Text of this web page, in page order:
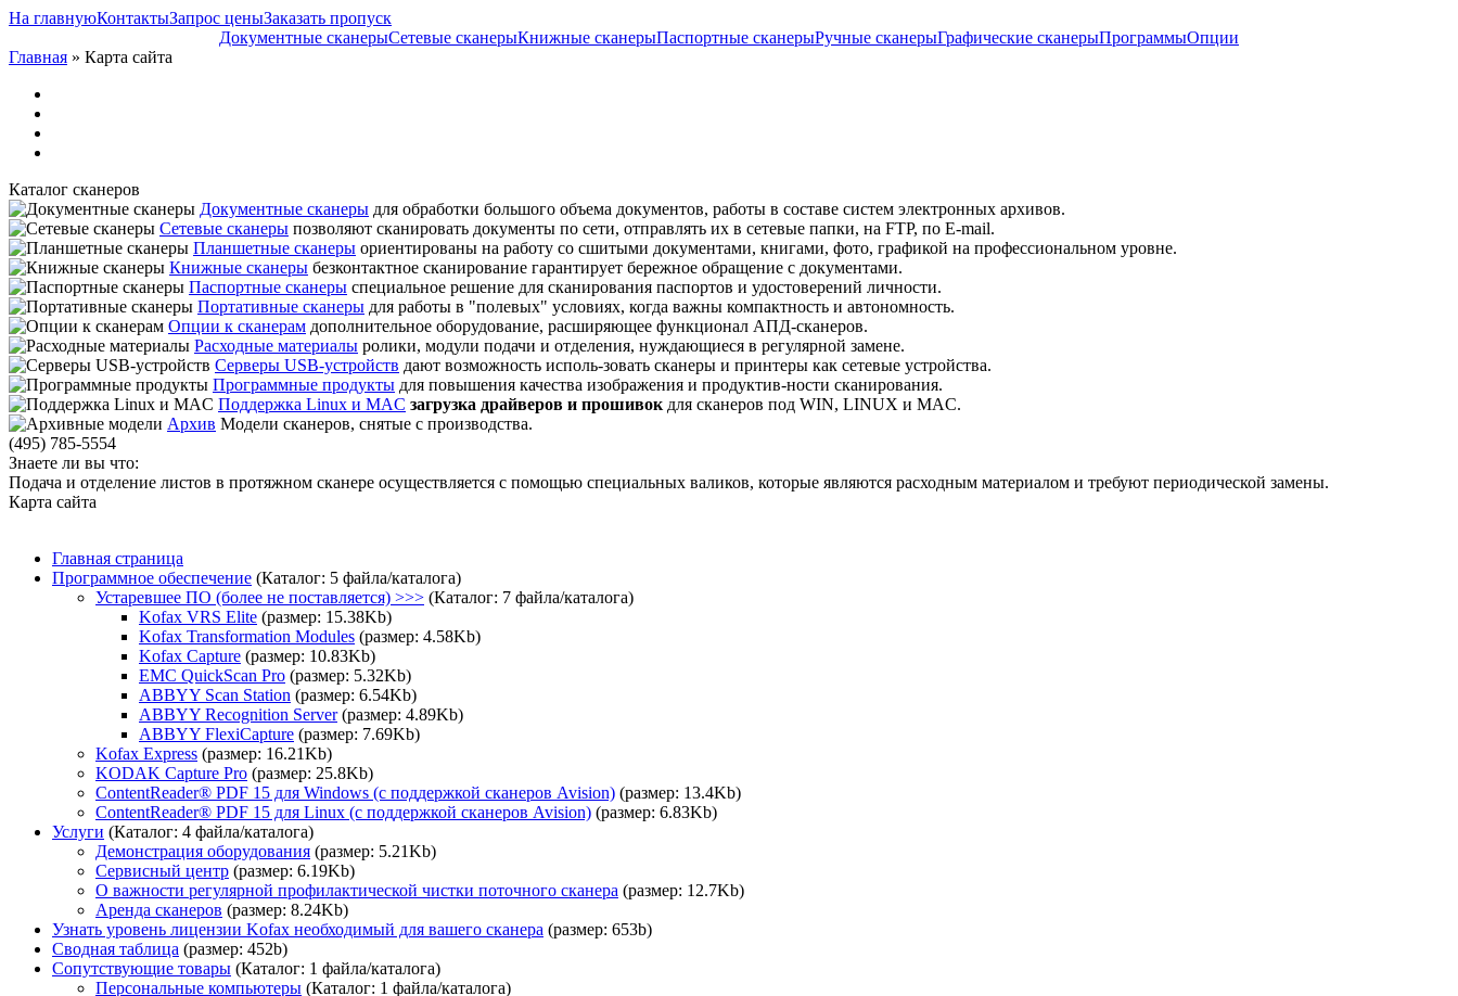
На главнуюКонтактыЗапрос ценыЗаказать пропуск
Документные сканерыСетевые сканерыКнижные сканерыПаспортные сканерыРучные сканерыГрафические сканерыПрограммыОпции
Главная » Карта сайта
Каталог сканеров
Документные сканеры для обработки большого объема документов, работы в составе систем электронных архивов.
Сетевые сканеры позволяют сканировать документы по сети, отправлять их в сетевые папки, на FTP, по E-mail.
Планшетные сканеры ориентированы на работу со сшитыми документами, книгами, фото, графикой на профессиональном уровне.
Книжные сканеры безконтактное сканирование гарантирует бережное обращение с документами.
Паспортные сканеры специальное решение для сканирования паспортов и удостоверений личности.
Портативные сканеры для работы в "полевых" условиях, когда важны компактность и автономность.
Опции к сканерам дополнительное оборудование, расширяющее функционал АПД-сканеров.
Расходные материалы ролики, модули подачи и отделения, нуждающиеся в регулярной замене.
Серверы USB-устройств дают возможность исполь-зовать сканеры и принтеры как сетевые устройства.
Программные продукты для повышения качества изображения и продуктив-ности сканирования.
Поддержка Linux и MAC загрузка драйверов и прошивок для сканеров под WIN, LINUX и MAC.
Архив Модели сканеров, снятые с производства.
(495) 785-5554
Знаете ли вы что:
Подача и отделение листов в протяжном сканере осуществляется с помощью специальных валиков, которые являются расходным материалом и требуют периодической замены.
Карта сайта
Главная страница
Программное обеспечение (Каталог: 5 файла/каталога)
Устаревшее ПО (более не поставляется) >>> (Каталог: 7 файла/каталога)
Kofax VRS Elite (размер: 15.38Kb)
Kofax Transformation Modules (размер: 4.58Kb)
Kofax Capture (размер: 10.83Kb)
EMC QuickScan Pro (размер: 5.32Kb)
ABBYY Scan Station (размер: 6.54Kb)
ABBYY Recognition Server(размер: 4.89Kb)
ABBYY FlexiCapture (размер: 7.69Kb)
Kofax Express (размер: 16.21Kb)
KODAK Capture Pro (размер: 25.8Kb)
ContentReader® PDF 15 для Windows (с поддержкой сканеров Avision) (размер: 13.4Kb)
ContentReader® PDF 15 для Linux (с поддержкой сканеров Avision) (размер: 6.83Kb)
Услуги (Каталог: 4 файла/каталога)
Демонстрация оборудования (размер: 5.21Kb)
Сервисный центр (размер: 6.19Kb)
О важности регулярной профилактической чистки поточного сканера (размер: 12.7Kb)
Аренда сканеров (размер: 8.24Kb)
Узнать уровень лицензии Kofax необходимый для вашего сканера (размер: 653b)
Сводная таблица (размер: 452b)
Сопутствующие товары (Каталог: 1 файла/каталога)
Персональные компьютеры (Каталог: 1 файла/каталога)